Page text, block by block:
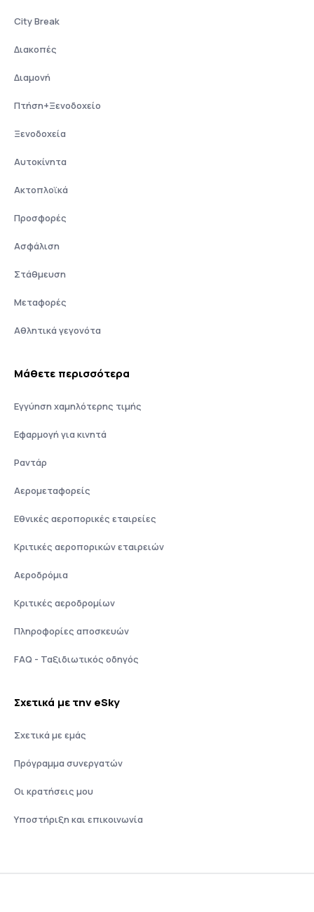
City Break
Διακοπές
Διαμονή
Πτήση+Ξενοδοχείο
Ξενοδοχεία
Αυτοκίνητα
Ακτοπλοϊκά
Προσφορές
Ασφάλιση
Στάθμευση
Μεταφορές
Αθλητικά γεγονότα
Μάθετε περισσότερα
Εγγύηση χαμηλότερης τιμής
Εφαρμογή για κινητά
Ραντάρ
Αερομεταφορείς
Εθνικές αεροπορικές εταιρείες
Κριτικές αεροπορικών εταιρειών
Αεροδρόμια
Κριτικές αεροδρομίων
Πληροφορίες αποσκευών
FAQ - Ταξιδιωτικός οδηγός
Σχετικά με την eSky
Σχετικά με εμάς
Πρόγραμμα συνεργατών
Οι κρατήσεις μου
Υποστήριξη και επικοινωνία